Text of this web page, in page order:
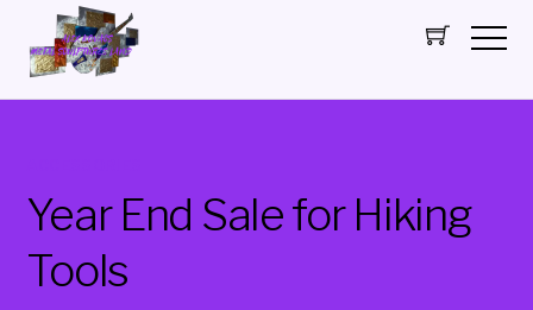
Year End Sale for Hiking
Tools